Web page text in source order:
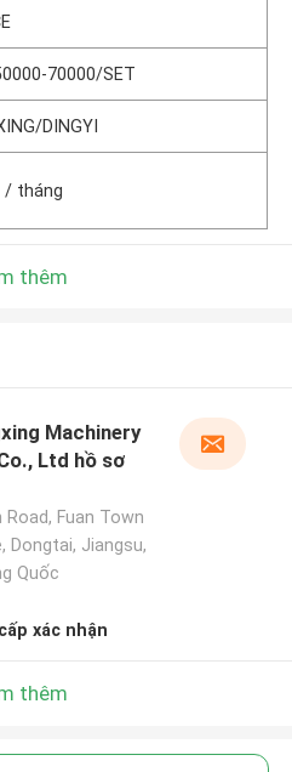
70000/SET
DINGYI
/ tháng
thêm
Machinery
Ltd hồ sơ
Road, Fuan Town
Dongtai, Jiangsu,
Quốc
xác nhận
thêm